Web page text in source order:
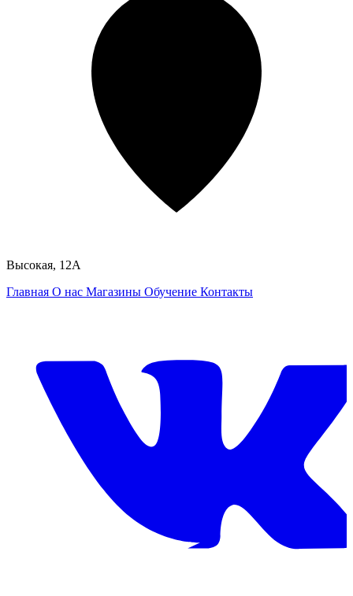
Высокая, 12А
Главная О нас Магазины Обучение Контакты